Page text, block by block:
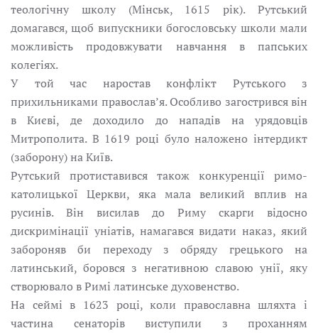
теологічну школу (Мінськ, 1615 рік). Рутський
домaгався, щоб випускники богословську школи мали
можливість продовжувати навчання в папських
колегіях.
У той час наростав конфлікт Рутського з
прихильниками православ’я. Особливо загострився він
в Києві, де доходило до нападів на урядовців
Митрополита. В 1619 pоці було наложено інтердикт
(заборону) на Київ.
Рутський протиставився також конкуренції римо-
католицької Церкви, яка мала великий вплив на
русинів. Він висилав до Риму скарги відосно
дискримінації уніатів, намагався видати наказ, який
забороняв би переходу з обряду грецького на
латинський, боровся з негативною славою унії, яку
створювало в Римі латинське духовенство.
На сеймі в 1623 pоці, коли православна шляхта і
частина сенаторів виступили з проханням